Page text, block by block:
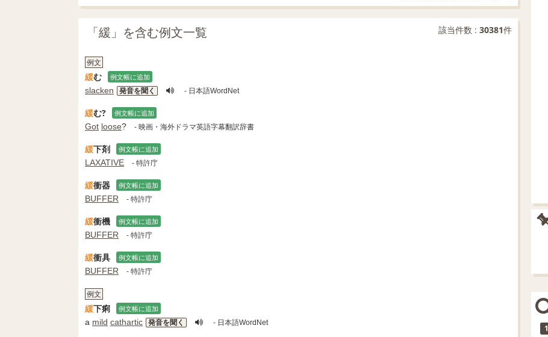
「緩」を含む例文一覧 該当件数 : 30381件
例文
緩む 例文帳に追加
slacken 発音を聞く - 日本語WordNet
緩む? 例文帳に追加
Got loose? - 映画・海外ドラマ英語字幕翻訳辞書
緩下剤 例文帳に追加
LAXATIVE - 特許庁
緩衝器 例文帳に追加
BUFFER - 特許庁
緩衝機 例文帳に追加
BUFFER - 特許庁
緩衝具 例文帳に追加
BUFFER - 特許庁
例文
緩下痢 例文帳に追加
a mild cathartic 発音を聞く - 日本語WordNet
1